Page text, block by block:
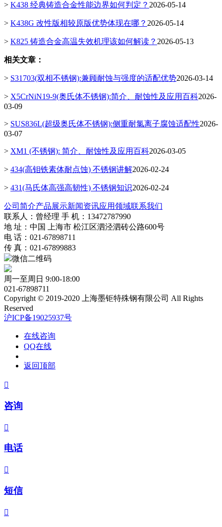
> K438 经典铸造合金性能边界如何判定？ 2026-05-14
> K438G 改性版相较原版优势体现在哪？ 2026-05-14
> K825 铸造合金高温失效机理该如何解读？ 2026-05-13
相关文章：
> S31703(双相不锈钢):兼顾耐蚀与强度的适配优势2026-03-14
> X5CrNiN19-9(奥氏体不锈钢):简介、耐蚀性及应用百科2026-
03-09
> SUS836L(超级奥氏体不锈钢):侧重耐氯离子腐蚀适配性2026-
03-07
> XM1 (不锈钢): 简介、耐蚀性及应用百科2026-03-05
> 434(高钼铁素体耐点蚀) 不锈钢讲解2026-02-24
> 431(马氏体高强高韧性) 不锈钢知识2026-02-24
公司简介产品展示新闻资讯应用领域联系我们
联系人：曾经理 手 机：13472787990
地 址：中国 上海市 松江区泗泾泗砖公路600号
电 话：021-67898711
传 真：021-67899883
微信二维码
周一至周日 9:00-18:00
021-67898711
Copyright © 2019-2020 上海墨钜特殊钢有限公司 All Rights
Reserved
沪ICP备19025937号
在线咨询
QQ在线
返回顶部

咨询

电话

短信
